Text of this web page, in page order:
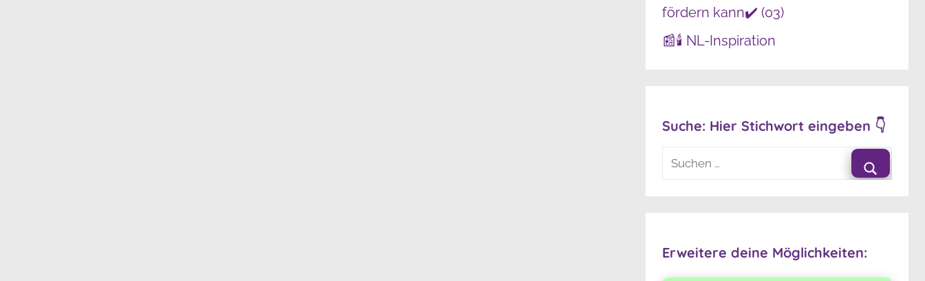
fördern kann✔️ (03)
📰🕯️ NL-Inspiration
Suche: Hier Stichwort eingeben 👇
Suchen
Erweitere deine Möglichkeiten: